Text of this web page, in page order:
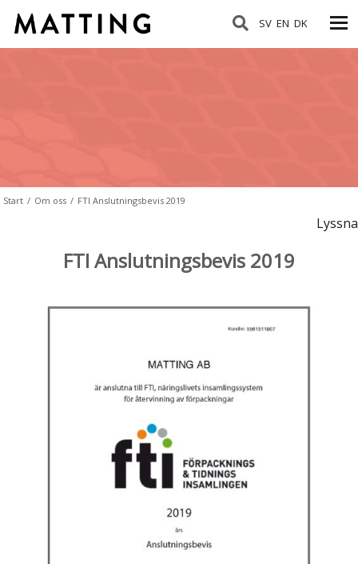
SV EN DK
Start / Om oss / FTI Anslutningsbevis 2019
Lyssna
FTI Anslutningsbevis 2019